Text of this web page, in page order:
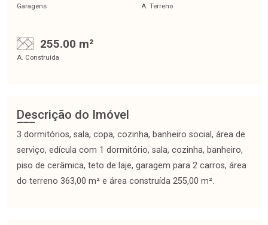
Garagens A. Terreno
255.00 m²
A. Construída
Descrição do Imóvel
3 dormitórios, sala, copa, cozinha, banheiro social, área de
serviço, edícula com 1 dormitório, sala, cozinha, banheiro,
piso de cerâmica, teto de laje, garagem para 2 carros, área
do terreno 363,00 m² e área construída 255,00 m².